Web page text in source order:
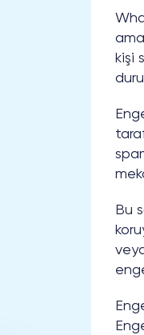
kişi
Bu